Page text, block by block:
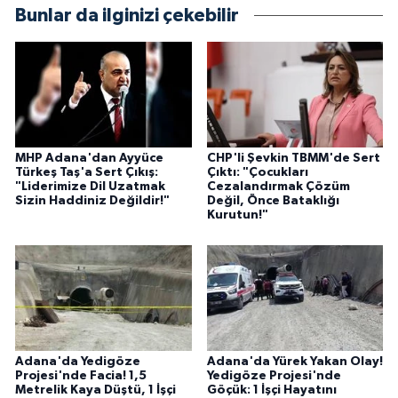
Bunlar da ilginizi çekebilir
MHP Adana'dan Ayyüce
Türkeş Taş'a Sert Çıkış:
"Liderimize Dil Uzatmak
Sizin Haddiniz Değildir!"
CHP'li Şevkin TBMM'de Sert
Çıktı: "Çocukları
Cezalandırmak Çözüm
Değil, Önce Bataklığı
Kurutun!"
Adana'da Yedigöze
Projesi'nde Facia! 1,5
Metrelik Kaya Düştü, 1 İşçi
Adana'da Yürek Yakan Olay!
Yedigöze Projesi'nde
Göçük: 1 İşçi Hayatını